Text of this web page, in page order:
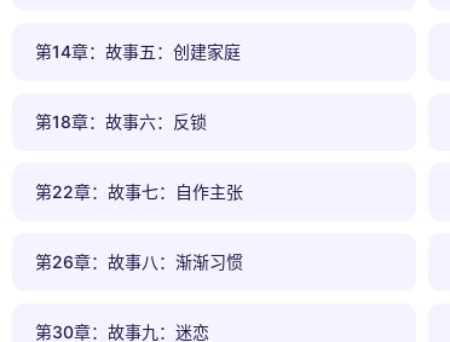
第14章：故事五：创建家庭
第18章：故事六：反锁
第22章：故事七：自作主张
第26章：故事八：渐渐习惯
第30章：故事九：迷恋